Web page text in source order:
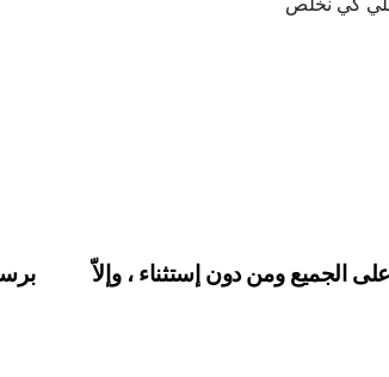
كي نخلص
على الجميع ومن دون إستثناء ، وإلاّ